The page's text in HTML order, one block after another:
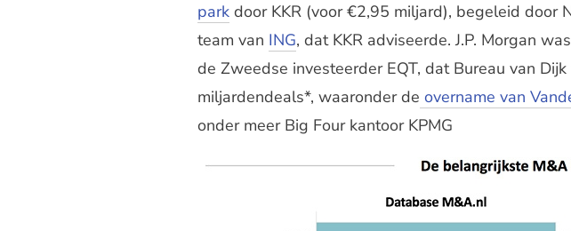
park door KKR (voor €2,95 miljard), begeleid door
team van ING, dat KKR adviseerde. J.P. Morgan
de Zweedse investeerder EQT, dat Bureau van
miljardendeals*, waaronder de overname van
onder meer Big Four kantoor KPMG